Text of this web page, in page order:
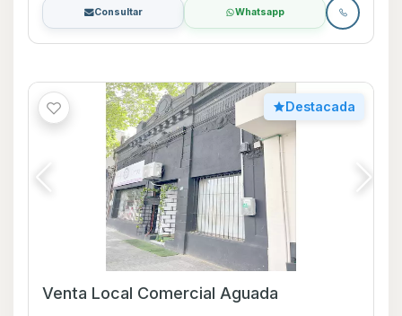
Consultar Whatsapp
Destacada
Venta Local Comercial Aguada